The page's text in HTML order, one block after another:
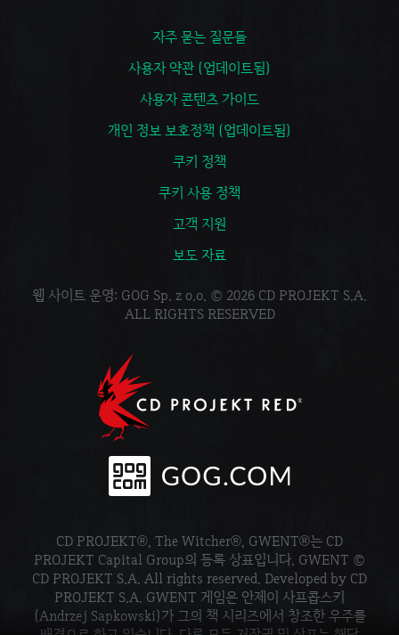
자주 묻는 질문들
사용자 약관 (업데이트됨)
사용자 콘텐츠 가이드
개인 정보 보호정책 (업데이트됨)
쿠키 정책
쿠키 사용 정책
고객 지원
보도 자료
웹 사이트 운영: GOG Sp. z o.o. © 2026 CD PROJEKT S.A.
ALL RIGHTS RESERVED
CD PROJEKT®, The Witcher®, GWENT®는 CD
PROJEKT Capital Group의 등록 상표입니다. GWENT ©
CD PROJEKT S.A. All rights reserved. Developed by CD
PROJEKT S.A. GWENT 게임은 안제이 사프콥스키
(Andrzej Sapkowski)가 그의 책 시리즈에서 창조한 우주를